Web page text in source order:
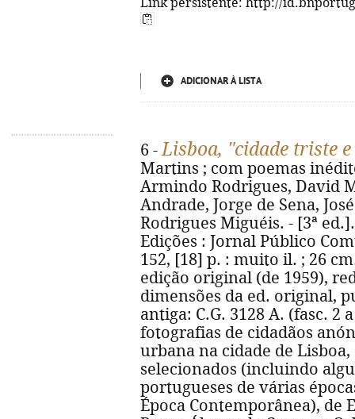
Link persistente: http://
ADICIONAR À LISTA
6 -Lisboa, "cidade triste
Martins ; com poemas
Armindo Rodrigues, David
Andrade, Jorge de Sena,
Rodrigues Miguéis. - [3ª
Edições : Jornal Público
152, [18] p. : muito il. ; 26
edição original (de 1959),
dimensões da ed. original,
antiga: C.G. 3128 A. (fasc. 2
fotografias de cidadãos
urbana na cidade de
selecionados (incluindo
portugueses de várias
Época Contemporânea), de